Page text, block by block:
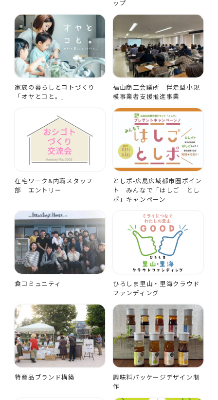
ップ
家族の暮らしとコトづくり
「オヤとコと。」
福山商工会議所 伴走型小規
模事業者支援推進事業
在宅ワーク&内職スタッフ
部 エントリー
としポ-広島広域都市圏ポイン
ト みんなで「はしご とし
ポ」キャンペーン
食コミュニティ
ひろしま里山・里海クラウド
ファンディング
特産品ブランド構築
調味料パッケージデザイン制
作